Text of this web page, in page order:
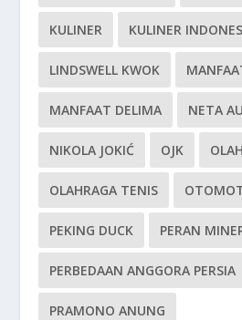
KULINER KULINER
LINDSWELL KWOK
MANFAAT DELIMA NETA
NIKOLA JOKIĆ OJK
OLAHRAGA TENIS
PEKING DUCK PERAN
PERBEDAAN ANGGORA PERSIA
PRAMONO ANUNG